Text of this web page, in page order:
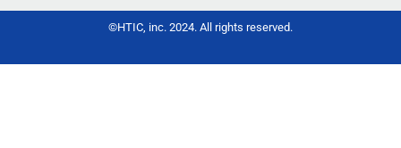
©HTIC, inc. 2024. All rights reserved.